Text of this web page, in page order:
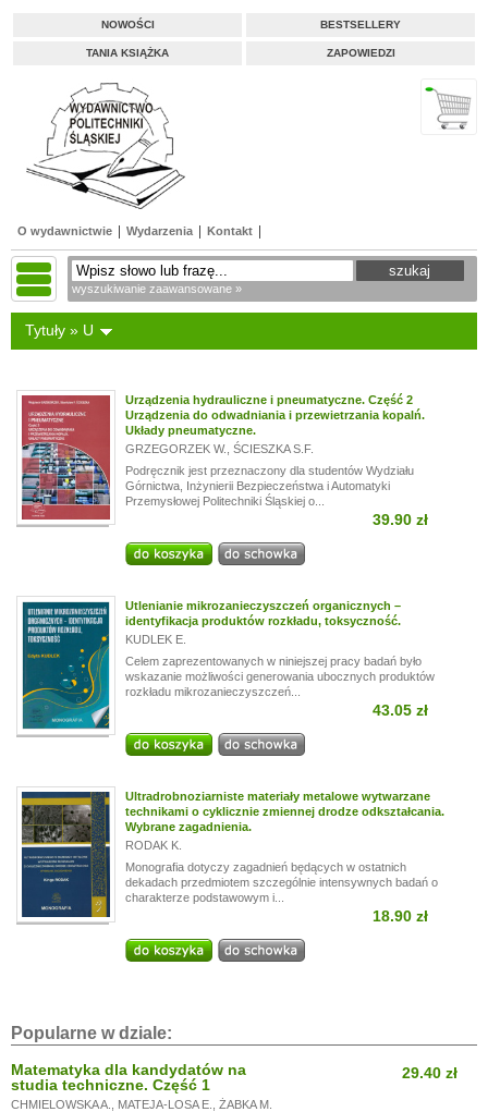
NOWOŚCI BESTSELLERY
TANIA KSIĄŻKA ZAPOWIEDZI
O wydawnictwie Wydarzenia Kontakt
wyszukiwanie zaawansowane »
Tytuły » U
Urządzenia hydrauliczne i pneumatyczne. Część 2
Urządzenia do odwadniania i przewietrzania kopalń.
Układy pneumatyczne.
GRZEGORZEK W. ŚCIESZKA S.F.
Podręcznik jest przeznaczony dla studentów Wydziału
Górnictwa, Inżynierii Bezpieczeństwa i Automatyki
Przemysłowej Politechniki Śląskiej o...
39.90 zł
Utlenianie mikrozanieczyszczeń organicznych –
identyfikacja produktów rozkładu, toksyczność.
KUDLEK E.
Celem zaprezentowanych w niniejszej pracy badań było
wskazanie możliwości generowania ubocznych produktów
rozkładu mikrozanieczyszczeń...
43.05 zł
Ultradrobnoziarniste materiały metalowe wytwarzane
technikami o cyklicznie zmiennej drodze odkształcania.
Wybrane zagadnienia.
RODAK K.
Monografia dotyczy zagadnień będących w ostatnich
dekadach przedmiotem szczególnie intensywnych badań o
charakterze podstawowym i...
18.90 zł
Popularne w dziale:
Matematyka dla kandydatów na
studia techniczne. Część 1
CHMIELOWSKA A. MATEJA-LOSA E.
ŻABKA M.
29.40 zł